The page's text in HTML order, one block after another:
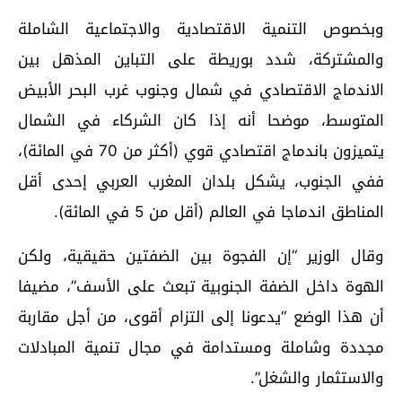
وبخصوص التنمية الاقتصادية والاجتماعية الشاملة
والمشتركة، شدد بوريطة على التباين المذهل بين
الاندماج الاقتصادي في شمال وجنوب غرب البحر الأبيض
المتوسط، موضحا أنه إذا كان الشركاء في الشمال
يتميزون باندماج اقتصادي قوي (أكثر من 70 في المائة)،
ففي الجنوب، يشكل بلدان المغرب العربي إحدى أقل
المناطق اندماجا في العالم (أقل من 5 في المائة).
وقال الوزير “إن الفجوة بين الضفتين حقيقية، ولكن
الهوة داخل الضفة الجنوبية تبعث على الأسف”، مضيفا
أن هذا الوضع “يدعونا إلى التزام أقوى، من أجل مقاربة
مجددة وشاملة ومستدامة في مجال تنمية المبادلات
والاستثمار والشغل”.